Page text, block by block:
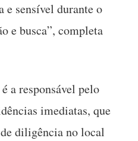
e sensível durante o
e busca”, completa
a responsável pelo
imediatas, que
diligência no local